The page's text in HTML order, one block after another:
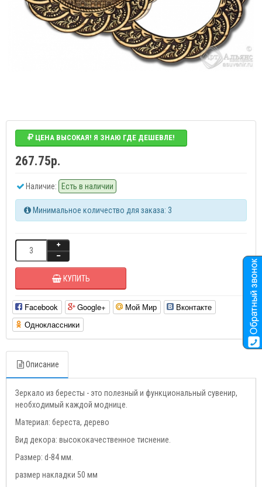
ЦЕНА ВЫСОКАЯ! Я ЗНАЮ ГДЕ ДЕШЕВЛЕ!
267.75р.
Наличие: Есть в наличии
Минимальное количество для заказа: 3
КУПИТЬ
Facebook Google+ Мой Мир
Вконтакте
Одноклассники
Описание
Зеркало из бересты - это полезный и функциональный сувенир,
необходимый каждой моднице.
Материал: береста, дерево
Вид декора: высококачественное тиснение.
Размер: d-84 мм.
размер накладки 50 мм